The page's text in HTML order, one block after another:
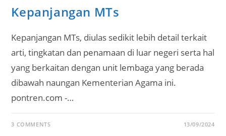
Kepanjangan MTs
Kepanjangan MTs, diulas sedikit lebih detail terkait
arti, tingkatan dan penamaan di luar negeri serta hal
yang berkaitan dengan unit lembaga yang berada
dibawah naungan Kementerian Agama ini.
pontren.com -…
3 COMMENTS 13/09/2024